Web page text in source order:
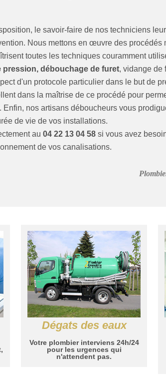
le savoir-faire de nos techniciens
Nous mettons en œuvre des procédés
toutes les techniques couramment
pression, débouchage de furet, vidange de
d'un protocole particulier dans le but de
dans la maîtrise de ce procédé pour
Enfin, nos artisans déboucheurs vous
de vie de vos installations.
au 04 22 13 04 58 si vous avez
de vos canalisations.
Dégats des eaux
Votre plombier interviens 24h/24
pour les urgences qui
n'attendent pas.